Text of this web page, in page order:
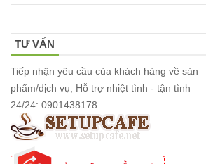
spa, nail,
phòng, căn
hộ màu
hồng
Ghế
TƯ VẤN
Tiếp nhận yêu cầu của khách hàng về sản
phẩm/dịch vụ, Hỗ trợ nhiệt tình - tận tình
24/24: 0901438178.